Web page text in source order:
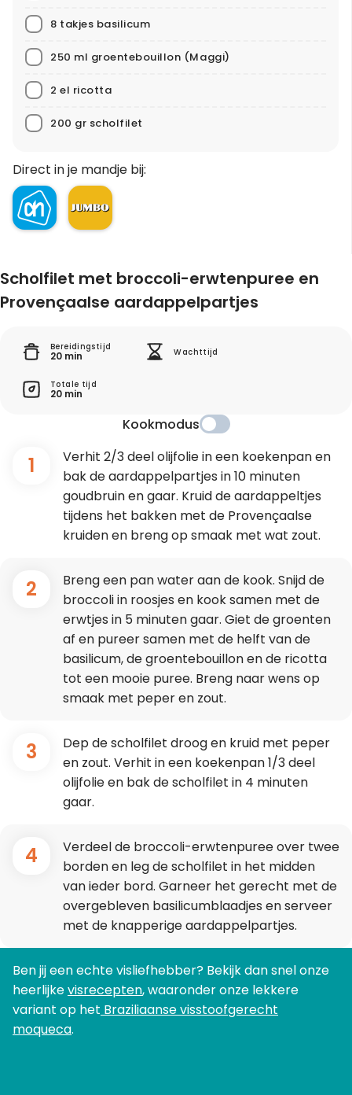
8 takjes basilicum
250 ml groentebouillon (Maggi)
2 el ricotta
200 gr scholfilet
Direct in je mandje bij:
Scholfilet met broccoli-erwtenpuree en
Provençaalse aardappelpartjes
Bereidingstijd
20 min Wachttijd
Totale tijd
20 min
Kookmodus
1
Verhit 2/3 deel olijfolie in een koekenpan en
bak de aardappelpartjes in 10 minuten
goudbruin en gaar. Kruid de aardappeltjes
tijdens het bakken met de Provençaalse
kruiden en breng op smaak met wat zout.
2
Breng een pan water aan de kook. Snijd de
broccoli in roosjes en kook samen met de
erwtjes in 5 minuten gaar. Giet de groenten
af en pureer samen met de helft van de
basilicum, de groentebouillon en de ricotta
tot een mooie puree. Breng naar wens op
smaak met peper en zout.
3
Dep de scholfilet droog en kruid met peper
en zout. Verhit in een koekenpan 1/3 deel
olijfolie en bak de scholfilet in 4 minuten
gaar.
4
Verdeel de broccoli-erwtenpuree over twee
borden en leg de scholfilet in het midden
van ieder bord. Garneer het gerecht met de
overgebleven basilicumblaadjes en serveer
met de knapperige aardappelpartjes.
Ben jij een echte visliefhebber? Bekijk dan snel onze
heerlijkevisrecepten, waaronder onze lekkere
variant op het Braziliaanse visstoofgerecht
moqueca.